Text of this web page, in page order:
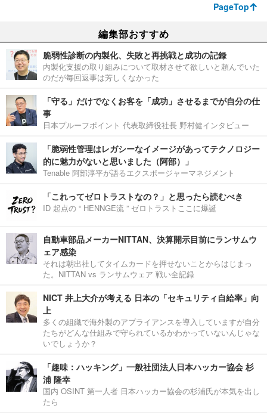
PageTop
編集部おすすめ
脆弱性診断の内製化、失敗と再挑戦と成功の記録
内製化支援の取り組みについて取材させて欲しいと頼んでいた
のだが毎回返事は芳しくなかった
「守る」だけでなくお客を「成功」させるまでが自分の仕
事
日本プルーフポイント 代表取締役社長 野村健インタビュー
「脆弱性管理はレガシーなイメージがあってテクノロジー
的に魅力がないと思いました（阿部）」
Tenable 阿部淳平が語るエクスポージャーマネジメント
「これってゼロトラストなの？」と思ったら読むべき
ID 起点の “ HENNGE流 ” ゼロトラストここに爆誕
自動車部品メーカーNITTAN、決算開示目前にランサムウ
ェア感染
それは朝出社してタイムカードを押せないことからはじまっ
た。NITTAN vs ランサムウェア 戦い全記録
NICT 井上大介が考える 日本の「セキュリティ自給率」向
上
多くの組織で海外製のアプライアンスを導入していますが自分
たちがどんな仕組みで守られているかわかっていないんじゃな
いでしょうか？
「趣味：ハッキング」一般社団法人日本ハッカー協会 杉
浦 隆幸
国内 OSINT 第一人者 日本ハッカー協会の杉浦氏が本気を出し
たら